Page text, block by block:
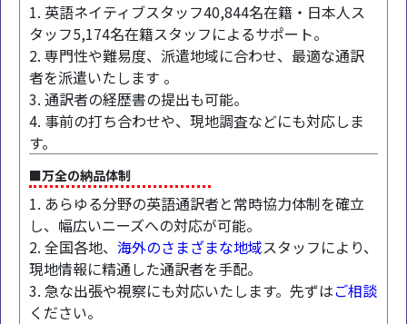
1. 英語ネイティブスタッフ40,844名在籍・日本人ス
タッフ5,174名在籍スタッフによるサポート。
2. 専門性や難易度、派遣地域に合わせ、最適な通訳
者を派遣いたします 。
3. 通訳者の経歴書の提出も可能。
4. 事前の打ち合わせや、現地調査などにも対応しま
す。
■万全の納品体制
1. あらゆる分野の英語通訳者と常時協力体制を確立
し、幅広いニーズへの対応が可能。
2. 全国各地、 海外のさまざまな地域スタッフにより、
現地情報に精通した通訳者を手配。
3. 急な出張や視察にも対応いたします。先ずはご相談
ください。